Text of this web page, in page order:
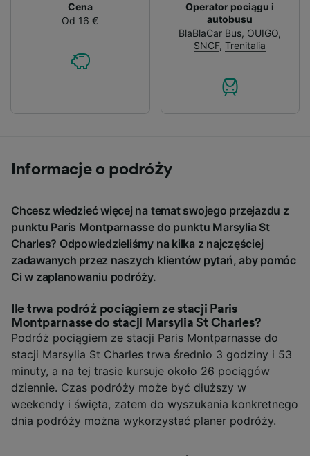
Cena
Od 16 €
Operator pociągu i
autobusu
BlaBlaCar Bus, OUIGO,
SNCF,Trenitalia
Informacje o podróży
Chcesz wiedzieć więcej na temat swojego przejazdu z
punktu Paris Montparnasse do punktu Marsylia St
Charles? Odpowiedzieliśmy na kilka z najczęściej
zadawanych przez naszych klientów pytań, aby pomóc
Ci w zaplanowaniu podróży.
Ile trwa podróż pociągiem ze stacji Paris
Montparnasse do stacji Marsylia St Charles?
Podróż pociągiem ze stacji Paris Montparnasse do
stacji Marsylia St Charles trwa średnio 3 godziny i 53
minuty, a na tej trasie kursuje około 26 pociągów
dziennie. Czas podróży może być dłuższy w
weekendy i święta, zatem do wyszukania konkretnego
dnia podróży można wykorzystać planer podróży.